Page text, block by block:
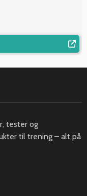
tester og
til trening – alt på